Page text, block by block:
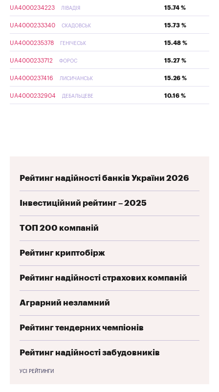
UA4000234223 ЛІВАДІЯ 15.74 %
UA4000233340 СКАДОВСЬК 15.73 %
UA4000235378 ГЕНІЧЕСЬК 15.48 %
UA4000233712 ФОРОС 15.27 %
UA4000237416 ЛИСИЧАНСЬК 15.26 %
UA4000232904 ДЕБАЛЬЦЕВЕ 10.16 %
Рейтинг надійності банків України 2026
Інвестиційний рейтинг – 2025
ТОП 200 компаній
Рейтинг криптобірж
Рейтинг надійності страхових компаній
Аграрний незламний
Рейтинг тендерних чемпіонів
Рейтинг надійності забудовників
УСІ РЕЙТИНГИ